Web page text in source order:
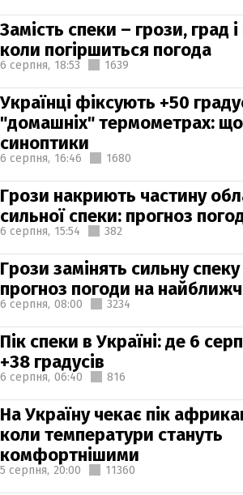
Замість спеки – грози, град
коли погіршиться погода
6 серпня, 18:53 1639
Українці фіксують +50
"домашніх" термометрах:
синоптики
6 серпня, 16:46 1680
Грози накриють частину
сильної спеки: прогноз
6 серпня, 15:54 382
Грози замінять сильну
прогноз погоди на
6 серпня, 08:00 3234
Пік спеки в Україні: де 6
+38 градусів
6 серпня, 06:40 816
На Україну чекає пік
коли температури стануть
комфортнішими
5 серпня, 20:00 11360